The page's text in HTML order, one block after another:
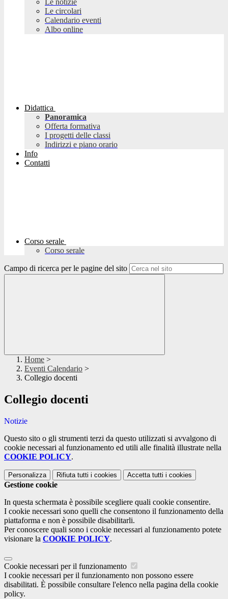
Le notizie
Le circolari
Calendario eventi
Albo online
Didattica
Panoramica
Offerta formativa
I progetti delle classi
Indirizzi e piano orario
Info
Contatti
Corso serale
Corso serale
Campo di ricerca per le pagine del sito
Home >
Eventi Calendario >
Collegio docenti
Collegio docenti
Notizie
Questo sito o gli strumenti terzi da questo utilizzati si avvalgono di
cookie necessari al funzionamento ed utili alle finalità illustrate nella
COOKIE POLICY.
Personalizza Rifiuta tutti i cookies Accetta tutti i cookies
Gestione cookie
In questa schermata è possibile scegliere quali cookie consentire.
I cookie necessari sono quelli che consentono il funzionamento della
piattaforma e non è possibile disabilitarli.
Per conoscere quali sono i cookie necessari al funzionamento potete
visionare la COOKIE POLICY.
Cookie necessari per il funzionamento
I cookie necessari per il funzionamento non possono essere
disabilitati. È possibile consultare l'elenco nella pagina della cookie
policy.